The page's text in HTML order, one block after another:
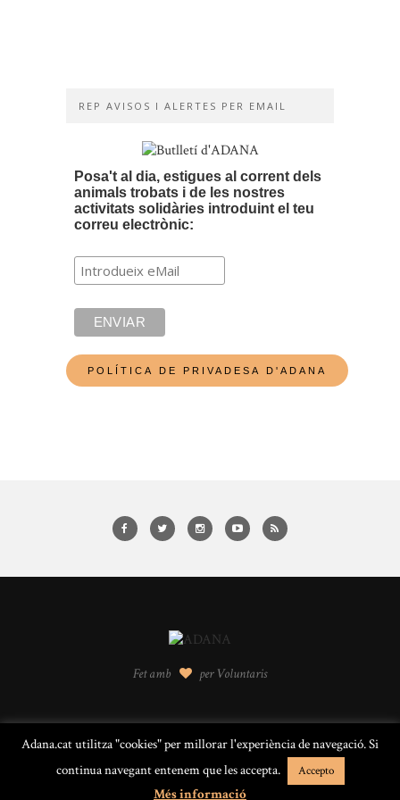
REP AVISOS I ALERTES PER EMAIL
Posa't al dia, estigues al corrent dels
animals trobats i de les nostres
activitats solidàries introduint el teu
correu electrònic:
Fet amb per Voluntaris
© 2016 ADANA · Alella · Barcelona |Avís legal
BACK TO TOP
Adana.cat utilitza "cookies" per millorar l'experiència de navegació. Si
continua navegant entenem que les accepta.
Accepto
Més informació